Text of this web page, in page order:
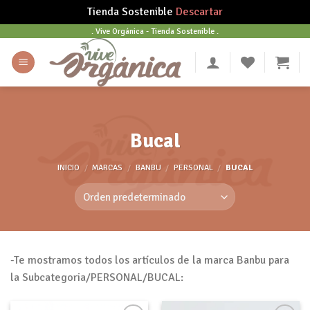
Tienda Sostenible Descartar
content
. Vive Orgánica - Tienda Sostenible .
Bucal
INICIO / MARCAS / BANBU / PERSONAL / BUCAL
-Te mostramos todos los artículos de la marca Banbu para
la Subcategoria/PERSONAL/BUCAL: